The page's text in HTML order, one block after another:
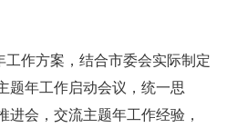
工作方案，结合市委会实际制定
题年工作启动会议，统一思
进会，交流主题年工作经验，